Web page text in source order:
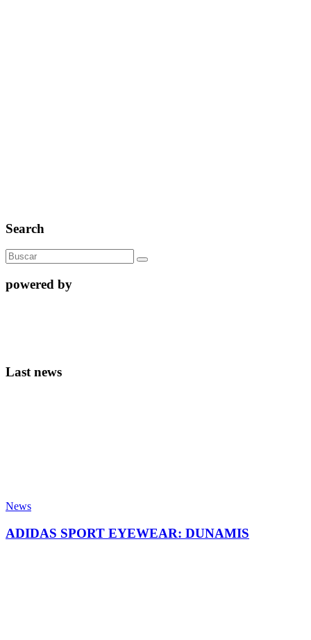
Search
powered by
Last news
News
ADIDAS SPORT EYEWEAR: DUNAMIS